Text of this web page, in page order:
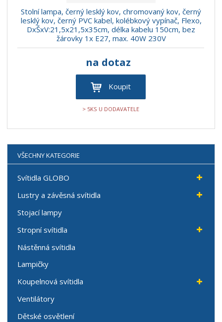
Stolní lampa, černý lesklý kov, chromovaný kov, černý
lesklý kov, černý PVC kabel, kolébkový vypínač, Flexo,
DxŠxV:21,5x21,5x35cm, délka kabelu 150cm, bez
žárovky 1x E27, max. 40W 230V
na dotaz
Koupit
> 5KS U DODAVATELE
VŠECHNY KATEGORIE
Svítidla GLOBO
Lustry a závěsná svítidla
Stojací lampy
Stropní svítidla
Nástěnná svítidla
Lampičky
Koupelnová svítidla
Ventilátory
Dětské osvětlení